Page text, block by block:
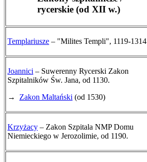
rycerskie (od XII w.)
Templariusze – "Milites Templi", 1119-1314
Joannici – Suwerenny Rycerski Zakon
Szpitalników Św. Jana, od 1130.
→ Zakon Maltański (od 1530)
Krzyżacy – Zakon Szpitala NMP Domu
Niemieckiego w Jerozolimie, od 1190.